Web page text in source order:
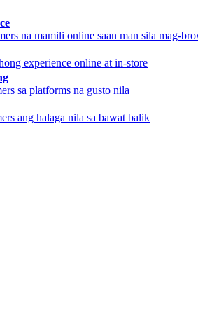
na mamili online saan man sila mag-
experience online at in-store
sa platforms na gusto nila
ang halaga nila sa bawat balik